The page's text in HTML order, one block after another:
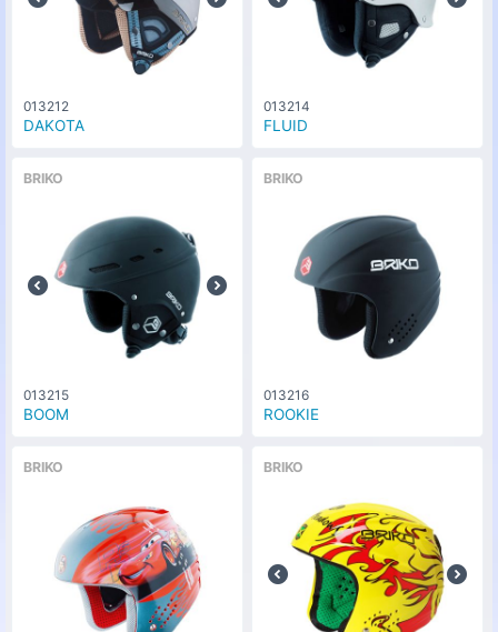
013212
DAKOTA
013214
FLUID
BRIKO
013215
BOOM
BRIKO
013216
ROOKIE
BRIKO BRIKO